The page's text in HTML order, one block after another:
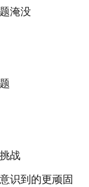
淹没
战
识到的更顽固